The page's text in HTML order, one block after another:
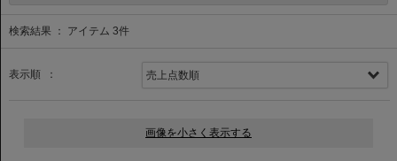
検索結果 ： アイテム 3件
表示順 ：